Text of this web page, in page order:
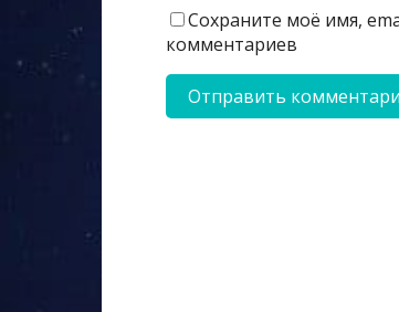
Сохраните моё имя,
комментариев